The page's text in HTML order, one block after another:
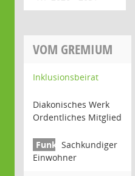
VOM GREMIUM
Inklusionsbeirat
Diakonisches Werk
Ordentliches Mitglied
Sachkundiger
Einwohner